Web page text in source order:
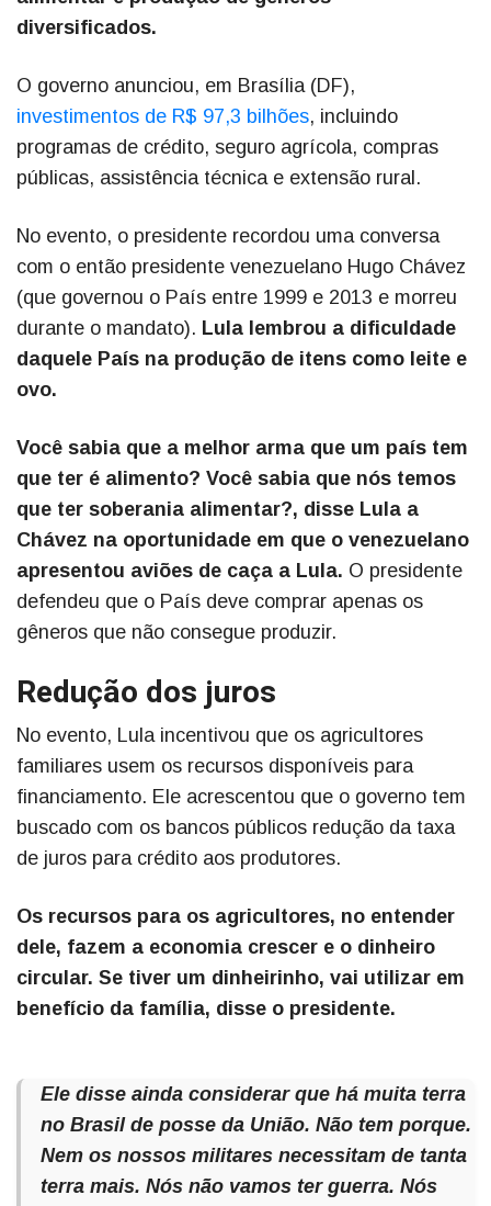
diversificados.
O governo anunciou, em Brasília (DF),
investimentos de R$ 97,3 bilhões, incluindo
programas de crédito, seguro agrícola, compras
públicas, assistência técnica e extensão rural.
No evento, o presidente recordou uma conversa
com o então presidente venezuelano Hugo Chávez
(que governou o País entre 1999 e 2013 e morreu
durante o mandato). Lula lembrou a dificuldade
daquele País na produção de itens como leite e
ovo.
Você sabia que a melhor arma que um país tem
que ter é alimento? Você sabia que nós temos
que ter soberania alimentar?, disse Lula a
Chávez na oportunidade em que o venezuelano
apresentou aviões de caça a Lula. O presidente
defendeu que o País deve comprar apenas os
gêneros que não consegue produzir.
Redução dos juros
No evento, Lula incentivou que os agricultores
familiares usem os recursos disponíveis para
financiamento. Ele acrescentou que o governo tem
buscado com os bancos públicos redução da taxa
de juros para crédito aos produtores.
Os recursos para os agricultores, no entender
dele, fazem a economia crescer e o dinheiro
circular. Se tiver um dinheirinho, vai utilizar em
benefício da família, disse o presidente.
Ele disse ainda considerar que há muita terra
no Brasil de posse da União. Não tem porque.
Nem os nossos militares necessitam de tanta
terra mais. Nós não vamos ter guerra. Nós